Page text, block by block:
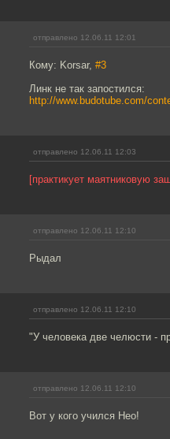
отправлено 12.06.11 12:01
Кому: Korsar, #3
Линк не так запостился:
http://www.budotube.com/
отправлено 12.06.11 12:03
[практикует маятниковую
отправлено 12.06.11 12:10
Рыдал
отправлено 12.06.11 12:10
"У человека две челюсти -
отправлено 12.06.11 12:10
Вот у кого учился Нео!